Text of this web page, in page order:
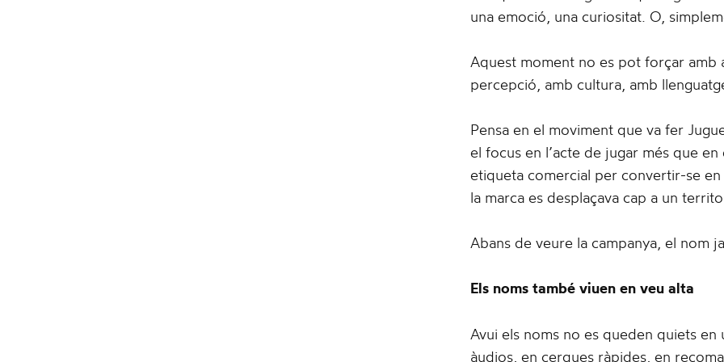
una emoció, una curiositat. O,
Aquest moment no es pot forçar amb
percepció, amb cultura, amb
Pensa en el moviment que va fer
el focus en l’acte de jugar més que
etiqueta comercial per convertir-se
la marca es desplaçava cap a un
Abans de veure la campanya, el nom
Els noms també viuen en veu alta
Avui els noms no es queden quiets
àudios, en cerques ràpides, en